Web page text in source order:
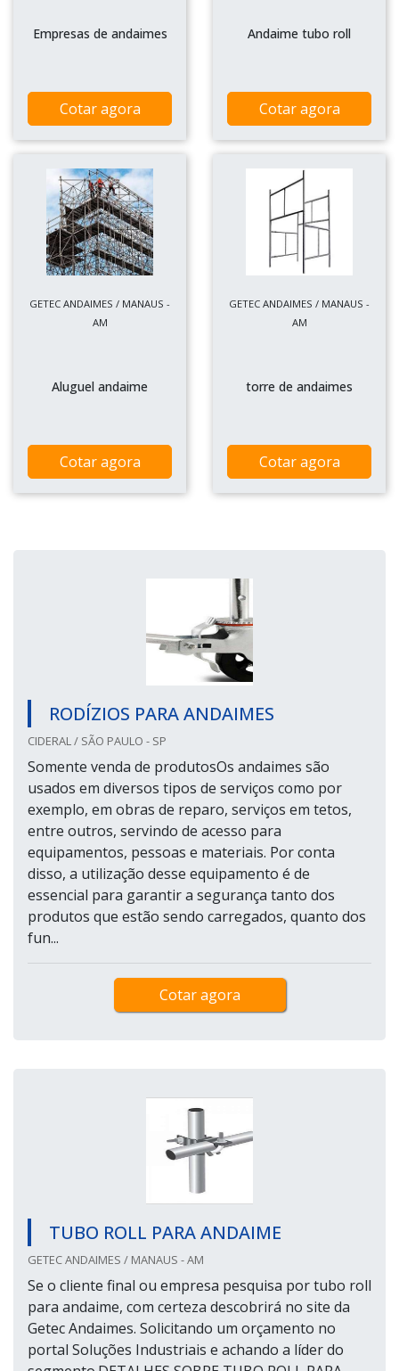
Empresas de andaimes
Cotar agora
Andaime tubo roll
Cotar agora
GETEC ANDAIMES / MANAUS -
AM
Aluguel andaime
Cotar agora
GETEC ANDAIMES / MANAUS -
AM
torre de andaimes
Cotar agora
RODÍZIOS PARA ANDAIMES
CIDERAL / SÃO PAULO - SP
Somente venda de produtosOs andaimes são
usados em diversos tipos de serviços como por
exemplo, em obras de reparo, serviços em tetos,
entre outros, servindo de acesso para
equipamentos, pessoas e materiais. Por conta
disso, a utilização desse equipamento é de
essencial para garantir a segurança tanto dos
produtos que estão sendo carregados, quanto dos
fun...
Cotar agora
TUBO ROLL PARA ANDAIME
GETEC ANDAIMES / MANAUS - AM
Se o cliente final ou empresa pesquisa por tubo roll
para andaime, com certeza descobrirá no site da
Getec Andaimes. Solicitando um orçamento no
portal Soluções Industriais e achando a líder do